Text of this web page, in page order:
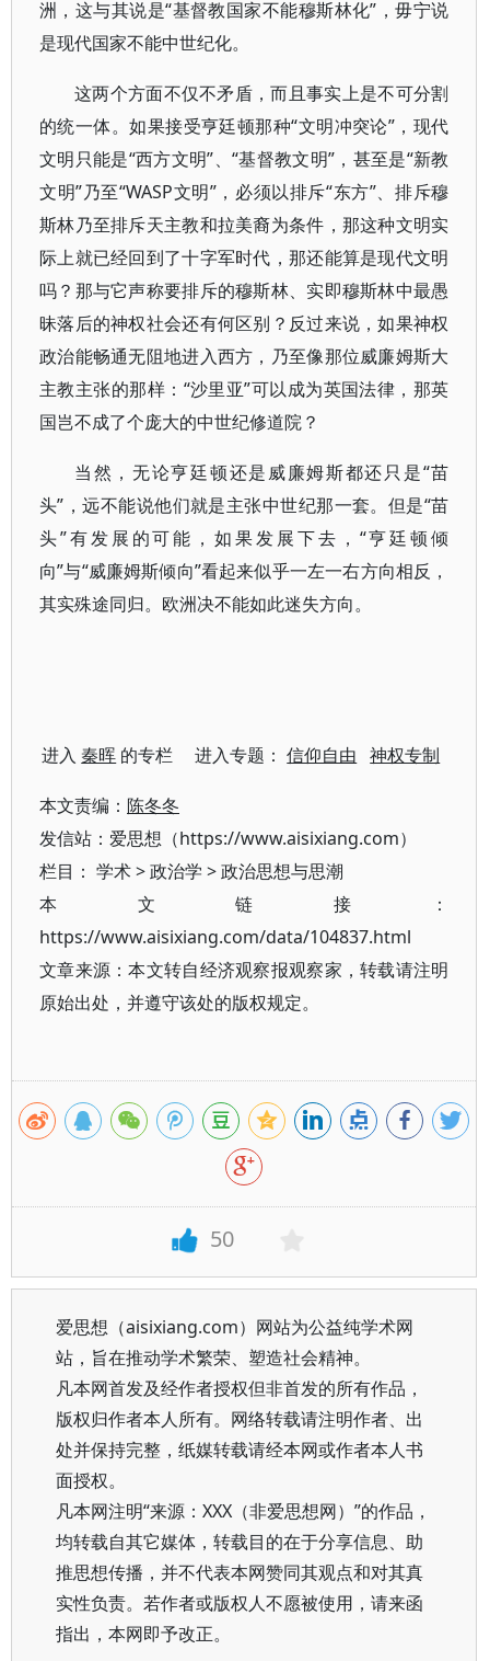
洲，这与其说是“基督教国家不能穆斯林化”，毋宁说
是现代国家不能中世纪化。
这两个方面不仅不矛盾，而且事实上是不可分割
的统一体。如果接受亨廷顿那种“文明冲突论”，现代
文明只能是“西方文明”、“基督教文明”，甚至是“新教
文明”乃至“WASP文明”，必须以排斥“东方”、排斥穆
斯林乃至排斥天主教和拉美裔为条件，那这种文明实
际上就已经回到了十字军时代，那还能算是现代文明
吗？那与它声称要排斥的穆斯林、实即穆斯林中最愚
昧落后的神权社会还有何区别？反过来说，如果神权
政治能畅通无阻地进入西方，乃至像那位威廉姆斯大
主教主张的那样：“沙里亚”可以成为英国法律，那英
国岂不成了个庞大的中世纪修道院？
当然，无论亨廷顿还是威廉姆斯都还只是“苗
头”，远不能说他们就是主张中世纪那一套。但是“苗
头”有发展的可能，如果发展下去，“亨廷顿倾
向”与“威廉姆斯倾向”看起来似乎一左一右方向相反，
其实殊途同归。欧洲决不能如此迷失方向。
进入秦晖 的专栏 进入专题：信仰自由 神权专制
本文责编： 陈冬冬
发信站：爱思想（https://www.aisixiang.com）
栏目： 学术>政治学 >政治思想与思潮
本文链接：
https://www.aisixiang.com/data/104837.html
文章来源：本文转自经济观察报观察家，转载请注明
原始出处，并遵守该处的版权规定。
50
爱思想（aisixiang.com）网站为公益纯学术网
站，旨在推动学术繁荣、塑造社会精神。
凡本网首发及经作者授权但非首发的所有作品，
版权归作者本人所有。网络转载请注明作者、出
处并保持完整，纸媒转载请经本网或作者本人书
面授权。
凡本网注明“来源：XXX（非爱思想网）”的作品，
均转载自其它媒体，转载目的在于分享信息、助
推思想传播，并不代表本网赞同其观点和对其真
实性负责。若作者或版权人不愿被使用，请来函
指出，本网即予改正。